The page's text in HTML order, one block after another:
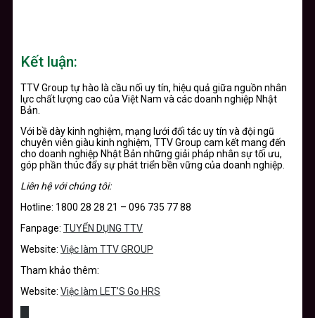
Kết luận:
TTV Group tự hào là cầu nối uy tín, hiệu quả giữa nguồn nhân
lực chất lượng cao của Việt Nam và các doanh nghiệp Nhật
Bản.
Với bề dày kinh nghiệm, mạng lưới đối tác uy tín và đội ngũ
chuyên viên giàu kinh nghiệm, TTV Group cam kết mang đến
cho doanh nghiệp Nhật Bản những giải pháp nhân sự tối ưu,
góp phần thúc đẩy sự phát triển bền vững của doanh nghiệp.
Liên hệ với chúng tôi:
Hotline: 1800 28 28 21 – 096 735 77 88
Fanpage: TUYỂN DỤNG TTV
Website: Việc làm TTV GROUP
Tham khảo thêm:
Website: Việc làm LET’S Go HRS